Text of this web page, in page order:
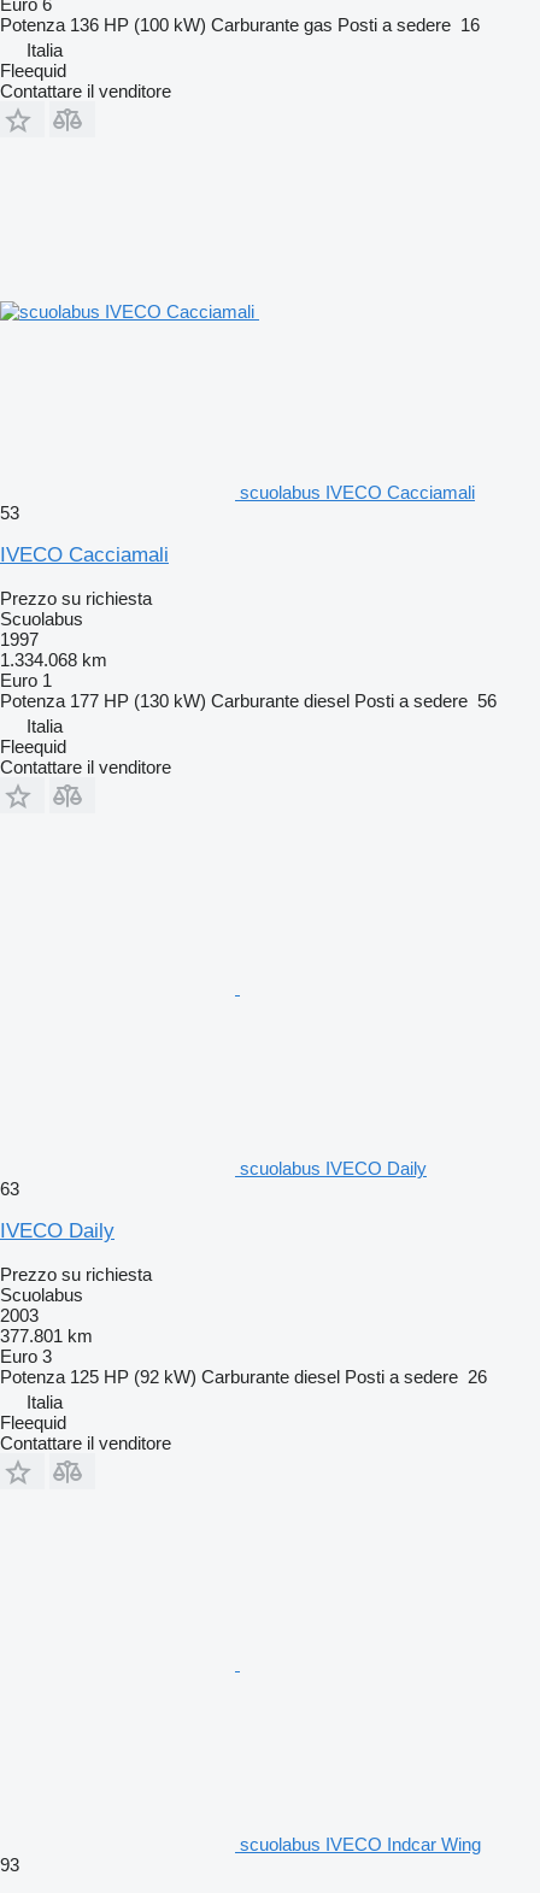
Euro 6
Potenza 136 HP (100 kW) Carburante gas Posti a sedere 16
Italia
Fleequid
Contattare il venditore
scuolabus IVECO Cacciamali
53
IVECO Cacciamali
Prezzo su richiesta
Scuolabus
1997
1.334.068 km
Euro 1
Potenza 177 HP (130 kW) Carburante diesel Posti a sedere 56
Italia
Fleequid
Contattare il venditore
scuolabus IVECO Daily
63
IVECO Daily
Prezzo su richiesta
Scuolabus
2003
377.801 km
Euro 3
Potenza 125 HP (92 kW) Carburante diesel Posti a sedere 26
Italia
Fleequid
Contattare il venditore
scuolabus IVECO Indcar Wing
93